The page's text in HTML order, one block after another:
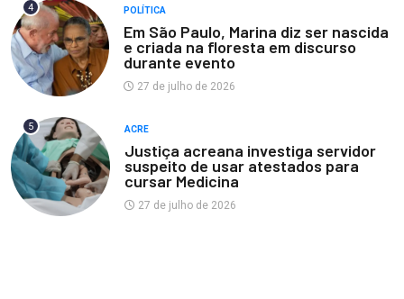
4 POLÍTICA
Em São Paulo, Marina diz ser nascida
e criada na floresta em discurso
durante evento
27 de julho de 2026
5 ACRE
Justiça acreana investiga servidor
suspeito de usar atestados para
cursar Medicina
27 de julho de 2026